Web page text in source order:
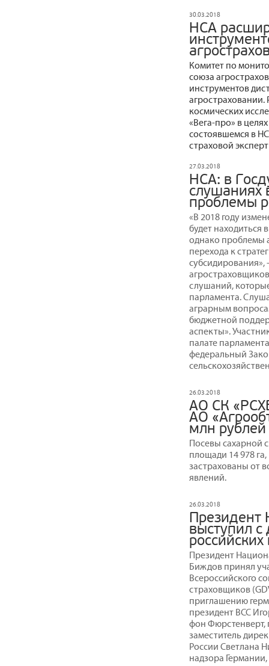
30.03.2018
НСА
Комитет по
союза
инструментов
агростраховании.
космических
«Вега-про» в
состоявшемся в
страховой
27.03.2018
НСА: в
слушаниях
проблемы
«В 2018 году
будет находиться
однако проблемы
перехода к
субсидирования»,
слушаний,
парламента.
аграрным
бюджетной
аспекты».
палате
федеральный
26.03.2018
АО СК
АО
млн рублей
Посевы сахарной
площади 14 978
застрахованы от
явлений.
26.03.2018
выступил с
Президент
Биждов принял
Всероссийского
страховщиков
приглашению
президент ВСС
фон Фюрстенверт,
заместитель
России Светлана
надзора